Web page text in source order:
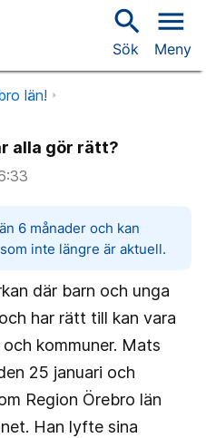
search
Sök
menu
Meny
län!
alla gör rätt?
6 månader och kan
inte längre är aktuell.
där barn och unga
har rätt till kan vara
kommuner. Mats
25 januari och
Region Örebro län
Han lyfte sina